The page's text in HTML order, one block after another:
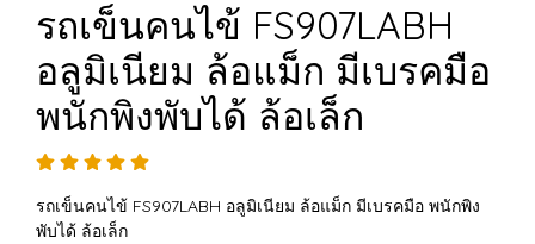
รถเข็นคนไข้ FS907LABH
อลูมิเนียม ล้อแม็ก มีเบรคมือ
พนักพิงพับได้ ล้อเล็ก
รถเข็นคนไข้ FS907LABH อลูมิเนียม ล้อแม็ก มีเบรคมือ พนักพิง
พับได้ ล้อเล็ก